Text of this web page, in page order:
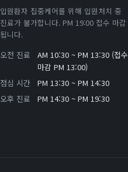
입원환자 집중케어를 위해 입원처치 중
진료가 불가합니다. PM 19:00 접수 마감
됩니다.
오전 진료
AM 10:30 ~ PM 13:30 (접수
마감 PM 13:00)
점심 시간
PM 13:30 ~ PM 14:30
오후 진료
PM 14:30 ~ PM 19:30